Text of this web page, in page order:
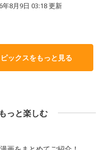
年8月9日 03:18更新
ックスをもっと見る
っと楽しむ